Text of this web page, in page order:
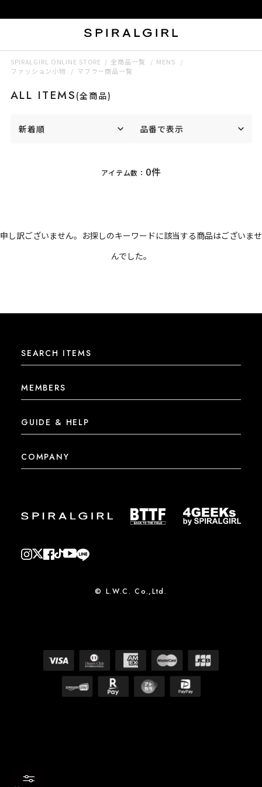
SPIRALGIRL ONLINE STORE 全商品一覧
MENS
ファッション小物
マフラー商品一覧
ALL ITEMS (全商品)
新着順 品番で表示
アイテム数： 0件
申し訳ございません。お探しのキーワードに該当する商品はございませ
んでした。
SEARCH ITEMS
MEMBERS
GUIDE & HELP
COMPANY
© L.W.C. Co.,Ltd.